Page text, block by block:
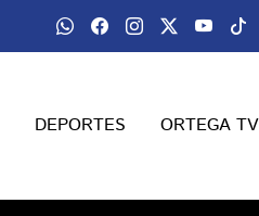
DEPORTES ORTEGA TV